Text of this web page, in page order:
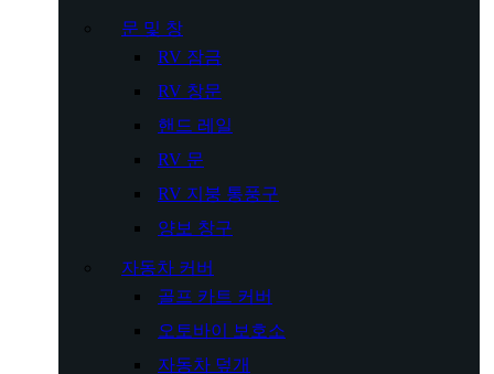
문 및 창
RV 잠금
RV 창문
핸드 레일
RV 문
RV 지붕 통풍구
양보 창구
자동차 커버
골프 카트 커버
오토바이 보호소
자동차 덮개